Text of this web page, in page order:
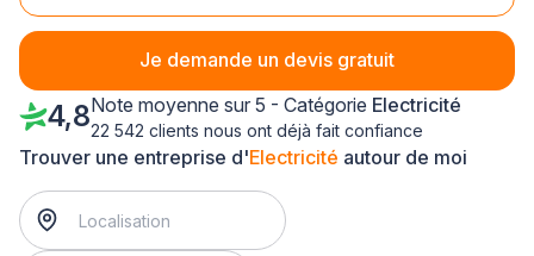
Je demande un devis gratuit
Trouver une entreprise d'Electricité autour de moi
4,8Note moyenne sur 5 - Catégorie Electricité
22 542 clients nous ont déjà fait confiance